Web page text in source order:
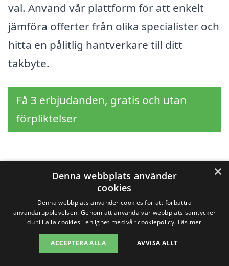
val. Använd vår plattform för att enkelt
jämföra offerter från olika specialister och
hitta en pålitlig hantverkare till ditt
takbyte.
Få 3 erbjudanden, gratis och utan
förpliktelser
Sök efter en
professionell för
takbyte i andra städer
nära Sjömarken
×
Denna webbplats använder
cookies
Denna webbplats använder cookies för att förbättra
användarupplevelsen. Genom att använda vår webbplats samtycker
du till alla cookies i enlighet med vår cookiepolicy. Läs mer
ACCEPTERA ALLA AVVISA ALLT